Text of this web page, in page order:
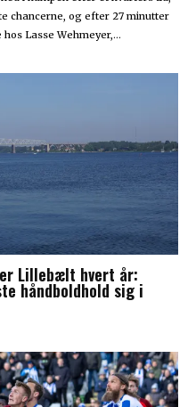
chancerne, og efter 27 minutter
Lasse Wehmeyer,...
Lillebælt hvert år:
håndboldhold sig i